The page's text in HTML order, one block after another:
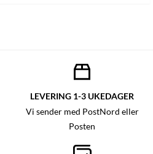
LEVERING 1-3 UKEDAGER
Vi sender med PostNord eller
Posten